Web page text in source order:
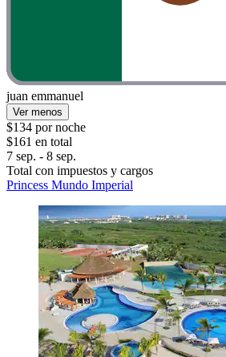
juan emmanuel
Ver menos
$134 por noche
$161 en total
7 sep. - 8 sep.
Total con impuestos y cargos
Princess Mundo Imperial